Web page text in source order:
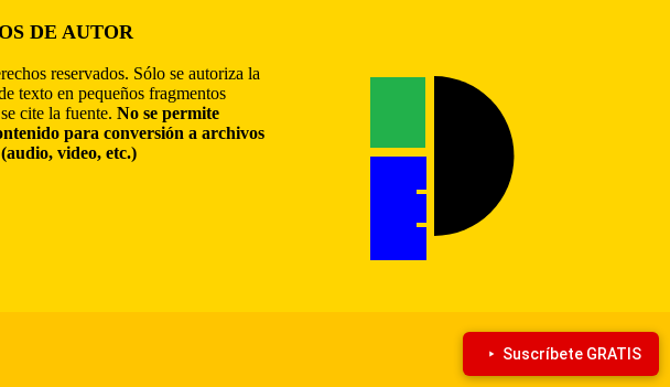
DE AUTOR
reservados. Sólo se autoriza la
texto en pequeños fragmentos
cite la fuente. No se permite
para conversión a archivos
video, etc.)
Suscríbete GRATIS